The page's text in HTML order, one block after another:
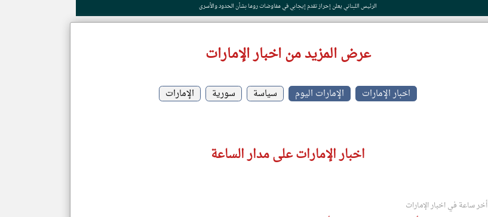
الرئيس اللبناني يعلن إحراز تقدم إيجابي في مفاوضات روما بشأن الحدود والأسرى
عرض المزيد من اخبار الإمارات
اخبار الإمارات الإمارات اليوم سياسة سورية الإمارات
اخبار الإمارات على مدار الساعة
أخر ساعة في اخبار الإمارات